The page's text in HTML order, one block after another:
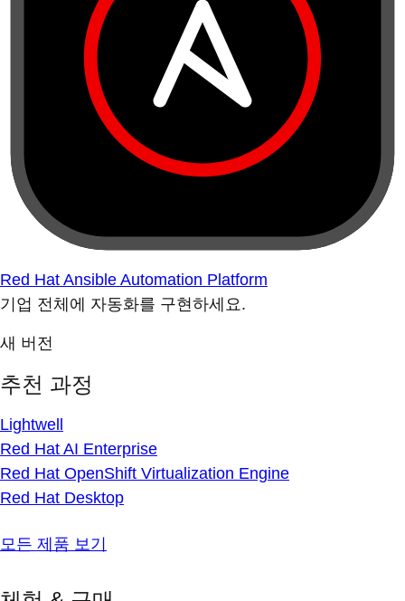
Red Hat Ansible Automation Platform
기업 전체에 자동화를 구현하세요.
새 버전
추천 과정
Lightwell
Red Hat AI Enterprise
Red Hat OpenShift Virtualization Engine
Red Hat Desktop
모든 제품 보기